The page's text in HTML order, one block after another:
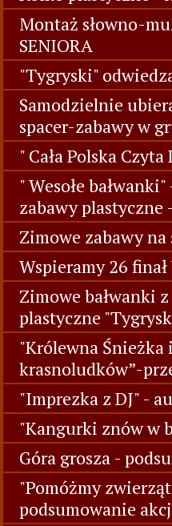
Montaż słowno-
SENIORA
"Tygryski"
Samodzielnie
spacer-zabawy w
" Cała Polska
" Wesołe
zabawy plastyczne
Zimowe zabawy
Wspieramy 26 finał
Zimowe bałwanki
plastyczne
"Królewna Śnieżka
krasnoludków”-
"Imprezka z DJ" -
"Kangurki znów w
Góra grosza -
"Pomóżmy
podsumowanie